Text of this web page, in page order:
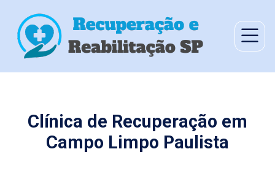
Clínica de Recuperação em
Campo Limpo Paulista